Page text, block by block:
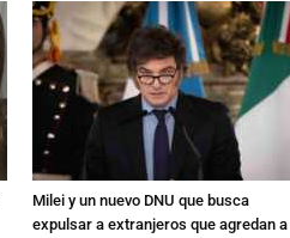
Milei y un nuevo DNU que busca
expulsar a extranjeros que agredan a